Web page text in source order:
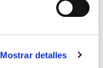
Mostrar detalles